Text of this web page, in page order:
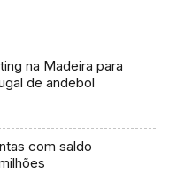
na Madeira para
de andebol
com saldo